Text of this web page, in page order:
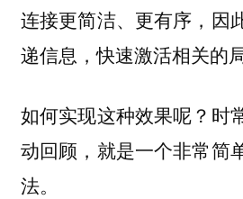
连接更简洁、更有序，因
递信息，快速激活相关的
如何实现这种效果呢？时
动回顾，就是一个非常简
法。